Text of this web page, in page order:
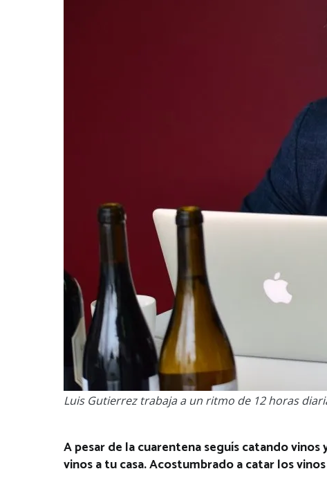
Luis Gutierrez trabaja a un ritmo de 12 horas
A pesar de la cuarentena seguís catando
vinos a tu casa. Acostumbrado a catar los